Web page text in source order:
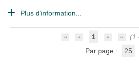
Plus d'information...
1
(1
Par page :
25